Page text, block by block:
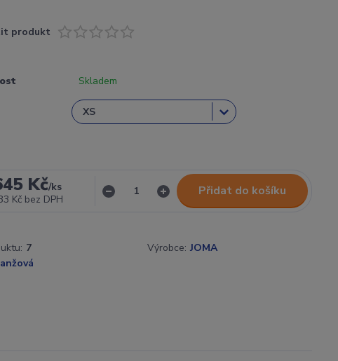
produkt
Skladem
Kč/ks
Kč bez DPH
Přidat do košíku
7 Výrobce: JOMA